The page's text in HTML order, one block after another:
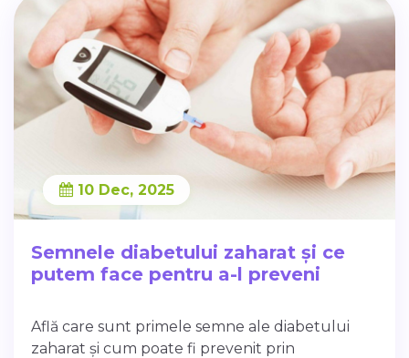
10 Dec, 2025
Semnele diabetului zaharat și ce
putem face pentru a-l preveni
Află care sunt primele semne ale diabetului
zaharat și cum poate fi prevenit prin